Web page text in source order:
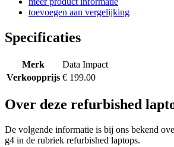
toevoegen aan vergelijking
Specificaties
Merk
Data Impact
Verkoopprijs € 199.00
Over deze refurbished
De volgende informatie is bij ons bekend
g4 in de rubriek refurbished laptops.